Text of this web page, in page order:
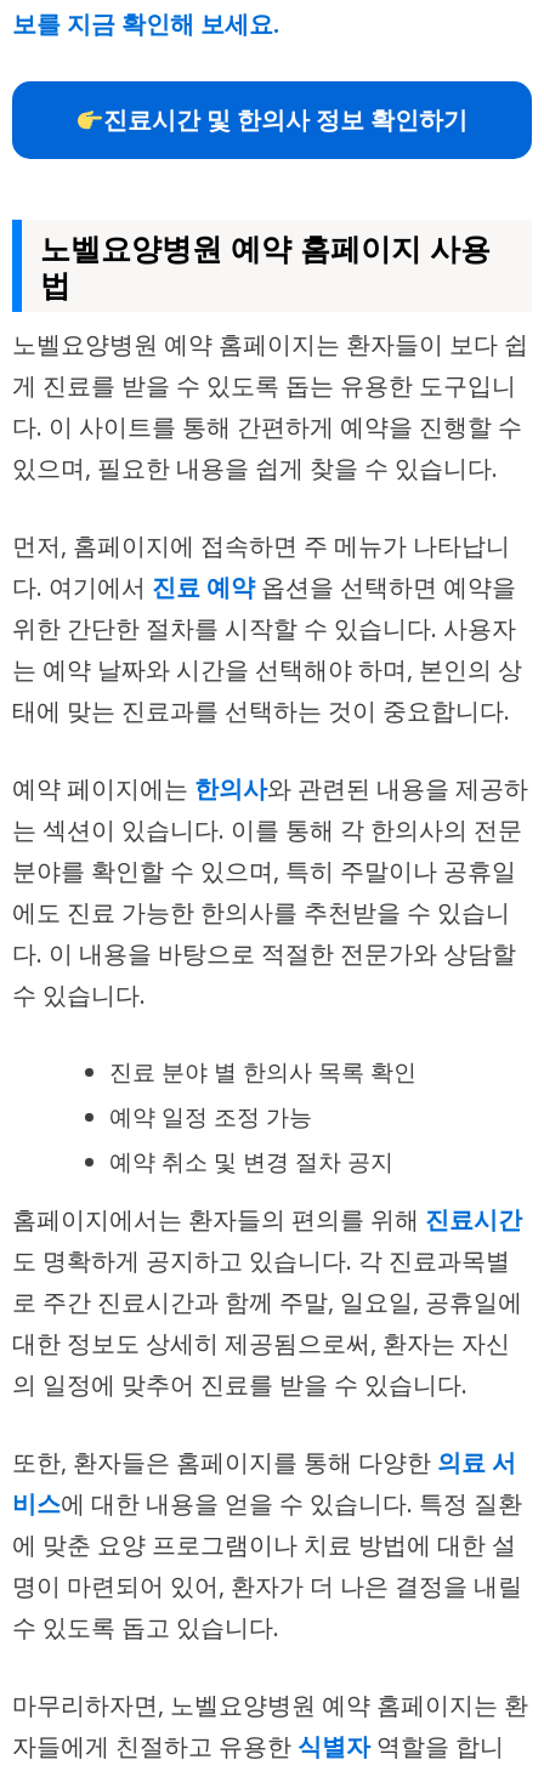
보를 지금 확인해 보세요.
진료시간 및 한의사 정보 확인하기
노벨요양병원 예약 홈페이지 사용
법
노벨요양병원 예약 홈페이지는 환자들이 보다 쉽
게 진료를 받을 수 있도록 돕는 유용한 도구입니
다. 이 사이트를 통해 간편하게 예약을 진행할 수
있으며, 필요한 내용을 쉽게 찾을 수 있습니다.
먼저, 홈페이지에 접속하면 주 메뉴가 나타납니
다. 여기에서 진료 예약옵션을 선택하면 예약을
위한 간단한 절차를 시작할 수 있습니다. 사용자
는 예약 날짜와 시간을 선택해야 하며, 본인의 상
태에 맞는 진료과를 선택하는 것이 중요합니다.
예약 페이지에는 한의사와 관련된 내용을 제공하
는 섹션이 있습니다. 이를 통해 각 한의사의 전문
분야를 확인할 수 있으며, 특히 주말이나 공휴일
에도 진료 가능한 한의사를 추천받을 수 있습니
다. 이 내용을 바탕으로 적절한 전문가와 상담할
수 있습니다.
진료 분야 별 한의사 목록 확인
예약 일정 조정 가능
예약 취소 및 변경 절차 공지
홈페이지에서는 환자들의 편의를 위해 진료시간
도 명확하게 공지하고 있습니다. 각 진료과목별
로 주간 진료시간과 함께 주말, 일요일, 공휴일에
대한 정보도 상세히 제공됨으로써, 환자는 자신
의 일정에 맞추어 진료를 받을 수 있습니다.
또한, 환자들은 홈페이지를 통해 다양한 의료 서
비스에 대한 내용을 얻을 수 있습니다. 특정 질환
에 맞춘 요양 프로그램이나 치료 방법에 대한 설
명이 마련되어 있어, 환자가 더 나은 결정을 내릴
수 있도록 돕고 있습니다.
마무리하자면, 노벨요양병원 예약 홈페이지는 환
자들에게 친절하고 유용한 식별자역할을 합니